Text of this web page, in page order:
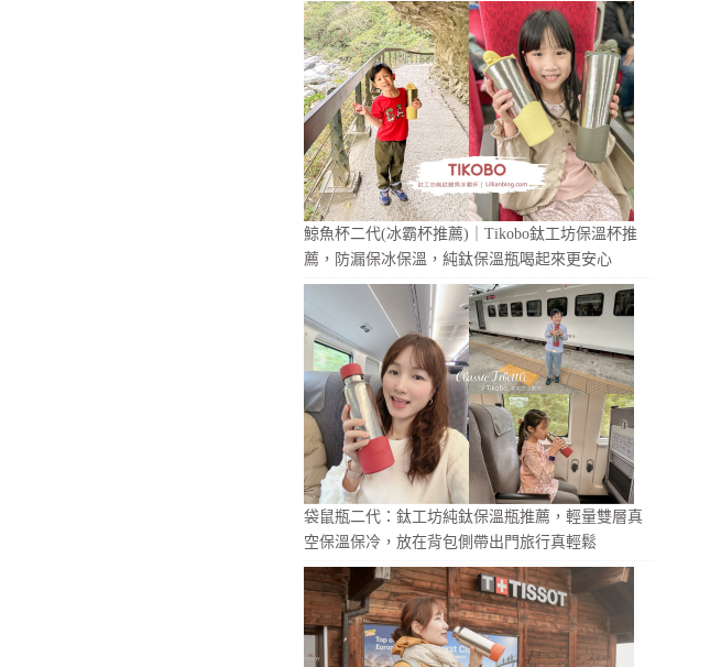
鯨魚杯二代(冰霸杯推薦)｜Tikobo鈦工坊保溫杯推
薦，防漏保冰保溫，純鈦保溫瓶喝起來更安心
袋鼠瓶二代：鈦工坊純鈦保溫瓶推薦，輕量雙層真
空保溫保冷，放在背包側帶出門旅行真輕鬆